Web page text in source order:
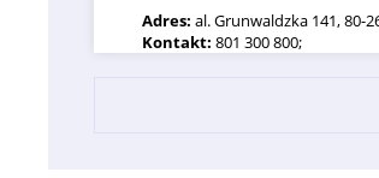
Adres: al. Grunwaldzka 141, 80-
Kontakt: 801 300 800;